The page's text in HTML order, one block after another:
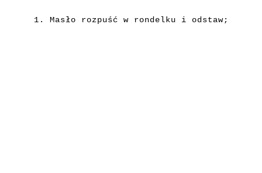
1. Masło rozpuść w rondelku i odstaw;